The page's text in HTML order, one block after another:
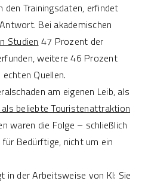
Trainingsdaten, erfindet
Bei akademischen
Studien 47 Prozent der
weitere 46 Prozent
Quellen.
am eigenen Leib, als
beliebte Touristenattraktion
waren die Folge – schließlich
Bedürftige, nicht um ein
in der Arbeitsweise von KI: Sie